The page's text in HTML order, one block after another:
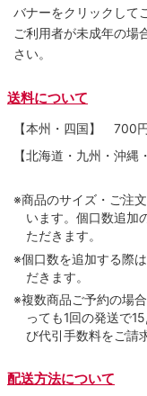
バナーをクリックして
ご利用者が未成年の場
さい。
送料について
【本州・四国】 700
【北海道・九州・沖
※商品のサイズ・ご注
います。個口数追加
ただきます。
※個口数を追加する際
だきます。
※複数商品ご予約の場
っても1回の発送で
び代引手数料をご請
配送方法について